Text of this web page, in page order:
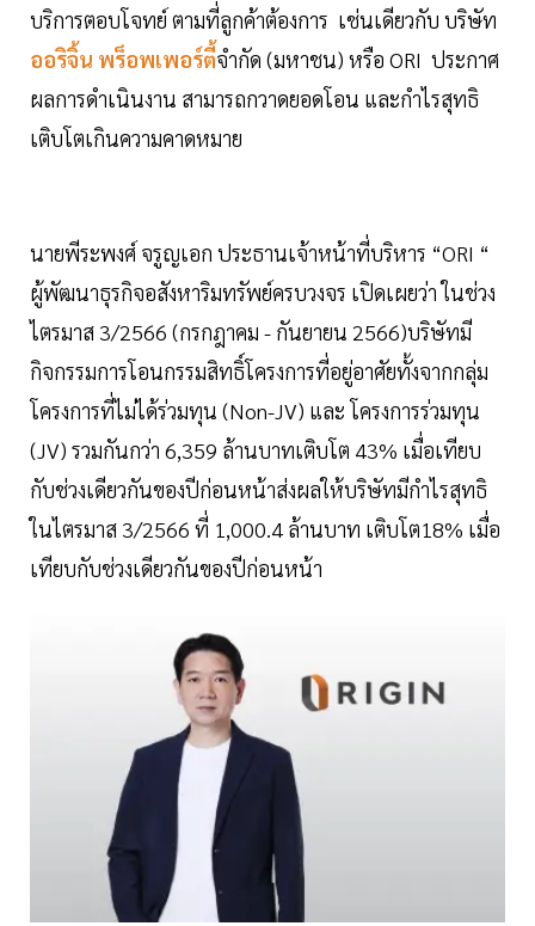
บริการตอบโจทย์ ตามที่ลูกค้าต้องการ เช่นเดียวกับ บริษัท
ออริจิ้น พร็อพเพอร์ตี้จำกัด (มหาชน) หรือ ORI ประกาศ
ผลการดำเนินงาน สามารถกวาดยอดโอน และกำไรสุทธิ
เติบโตเกินความคาดหมาย
นายพีระพงศ์ จรูญเอก ประธานเจ้าหน้าที่บริหาร “ORI “
ผู้พัฒนาธุรกิจอสังหาริมทรัพย์ครบวงจร เปิดเผยว่า ในช่วง
ไตรมาส 3/2566 (กรกฎาคม - กันยายน 2566)บริษัทมี
กิจกรรมการโอนกรรมสิทธิ์โครงการที่อยู่อาศัยทั้งจากกลุ่ม
โครงการที่ไม่ได้ร่วมทุน (Non-JV) และ โครงการร่วมทุน
(JV) รวมกันกว่า 6,359 ล้านบาทเติบโต 43% เมื่อเทียบ
กับช่วงเดียวกันของปีก่อนหน้าส่งผลให้บริษัทมีกำไรสุทธิ
ในไตรมาส 3/2566 ที่ 1,000.4 ล้านบาท เติบโต18% เมื่อ
เทียบกับช่วงเดียวกันของปีก่อนหน้า